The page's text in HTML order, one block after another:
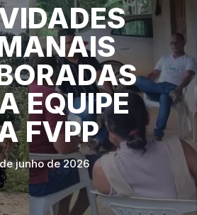
EQUIPE
FVPP
de junho de 2026